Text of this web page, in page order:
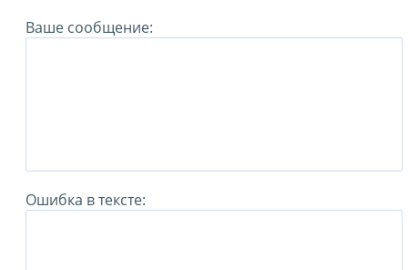
Ваше сообщение:
Ошибка в тексте: